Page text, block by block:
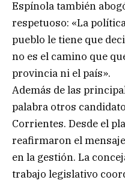
Espínola también
respetuoso: «La
pueblo le tiene que
no es el camino que
provincia ni el país».
Además de las
palabra otros
Corrientes. Desde el
reafirmaron el
en la gestión. La
trabajo legislativo